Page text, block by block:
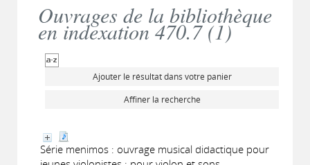
Ouvrages de la bibliothèque
en indexation 470.7 (1)
Ajouter le résultat dans votre panier
Affiner la recherche
Série menimos : ouvrage musical didactique pour